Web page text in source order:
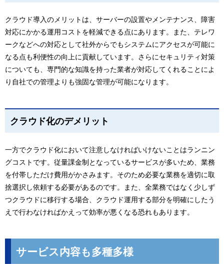
クラウド導入のメリットは、サーバーの設置やメンテナンス、障害
対応にかかる運用コストを軽減できる点にあります。また、テレワ
ークなどへの対応として社外からでもシステムにアクセスが可能に
なる点も利便性の向上に貢献しています。さらにセキュリティ対策
についても、専門的な知識を持った業者が対応してくれることによ
り自社での管理よりも強固な管理が可能になります。
クラウド化のデメリット
一方でクラウド化において注意しなければいけないことはランニン
グコストです。従量課金制となっているサービスが多いため、業務
を付帯しただけ費用がかさみます。そのため必要な業務を適切に取
捨選択し依頼する必要があるのです。また、全業務ではなく少しず
つクラウドに移行する場合、クラウド運用する部分を明確にしたう
えで行わなければかえって効率が悪くなる恐れもあります。
サービス内容も多種多様